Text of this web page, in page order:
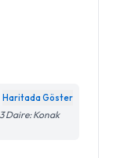
Haritada Göster
Daire: Konak